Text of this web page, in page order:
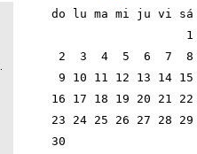
do lu ma mi ju vi
2  3  4  5  6  7
9 10 11 12 13 14
16 17 18 19 20 21
23 24 25 26 27 28